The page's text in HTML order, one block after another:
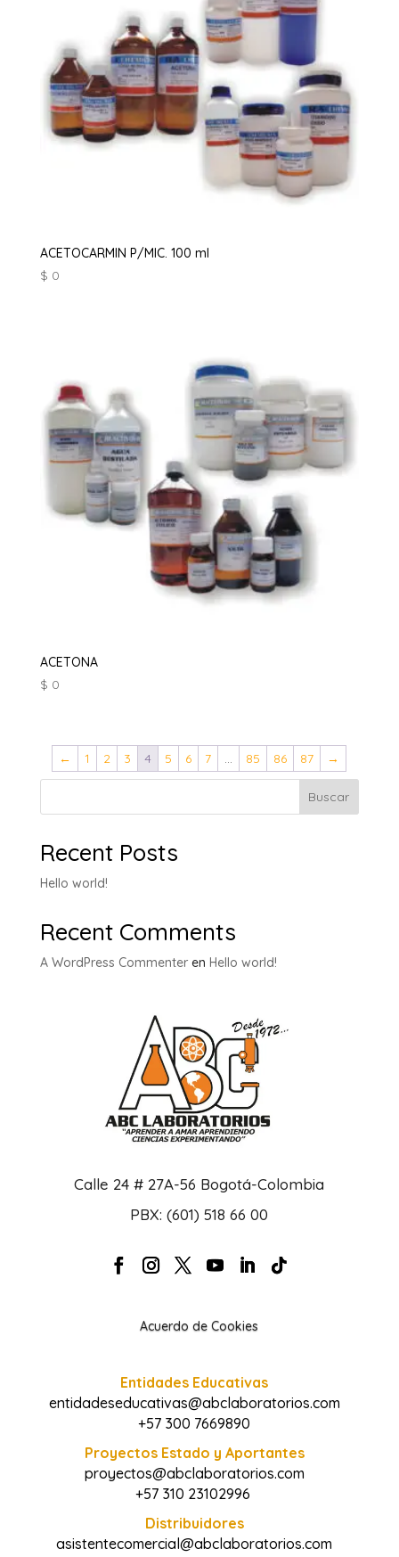
ACETOCARMIN P/MIC. 100 ml
$ 0
ACETONA
$ 0
← 1 2 3 4 5 6 7 … 85 86 87 →
Buscar
Recent Posts
Hello world!
Recent Comments
A WordPress Commenteren Hello world!
Calle 24 # 27A-56 Bogotá-Colombia
PBX: (601) 518 66 00
Acuerdo de Cookies
Entidades Educativas
entidadeseducativas@abclaboratorios.com
+57 300 7669890
Proyectos Estado y Aportantes
proyectos@abclaboratorios.com
+57 310 23102996
Distribuidores
asistentecomercial@abclaboratorios.com